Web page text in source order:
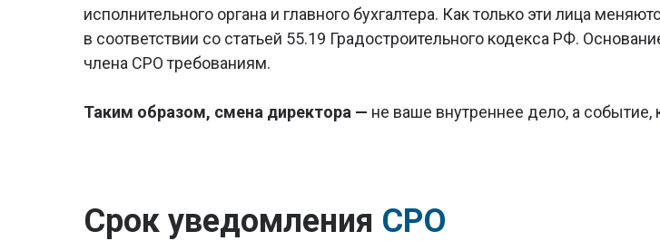
исполнительного органа и главного бухгалтера. Как только эти лица
в соответствии со статьей 55.19 Градостроительного кодекса РФ.
члена СРО требованиям.
Таким образом, смена директора — не ваше внутреннее дело, а
Срок уведомления СРО